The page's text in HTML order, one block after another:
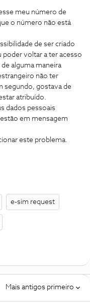
meu número de
o número não está
de ser criado
poder voltar a ter acesso
alguma maneira
não ter
segundo, gostava de
atribuído.
dados pessoais
em mensagem
este problema.
e-sim request
Mais antigos primeiro